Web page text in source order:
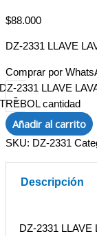
$88.000
DZ-2331 LLAVE
Comprar por
-
2331 LLAVE
cantidad
Añadir al carrito
SKU: DZ-2331
Descripción
DZ-2331